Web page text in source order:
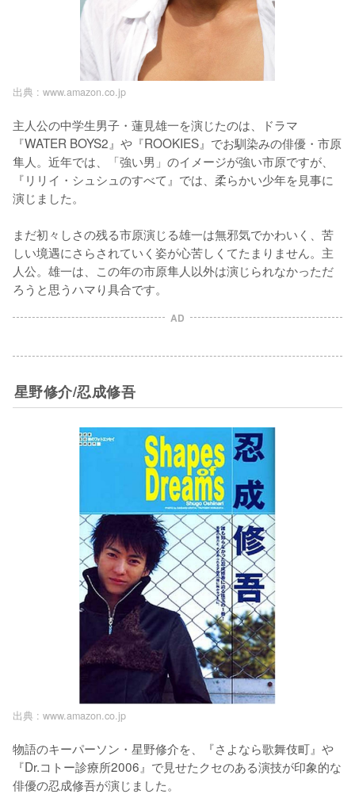
出典 : www.amazon.co.jp
主人公の中学生男子・蓮見雄一を演じたのは、ドラマ
『WATER BOYS2』や『ROOKIES』でお馴染みの俳優・市原
隼人。近年では、「強い男」のイメージが強い市原ですが、
『リリイ・シュシュのすべて』では、柔らかい少年を見事に
演じました。
まだ初々しさの残る市原演じる雄一は無邪気でかわいく、苦
しい境遇にさらされていく姿が心苦しくてたまりません。主
人公。雄一は、この年の市原隼人以外は演じられなかっただ
ろうと思うハマり具合です。
AD
星野修介/忍成修吾
出典 : www.amazon.co.jp
物語のキーパーソン・星野修介を、『さよなら歌舞伎町』や
『Dr.コトー診療所2006』で見せたクセのある演技が印象的な
俳優の忍成修吾が演じました。